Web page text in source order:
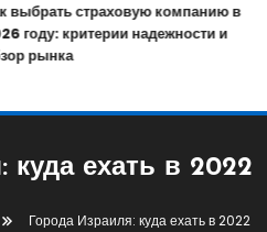
выбрать страховую компанию в
году: критерии надежности и
рынка
куда ехать в 2022
Города Израиля: куда ехать в 2022